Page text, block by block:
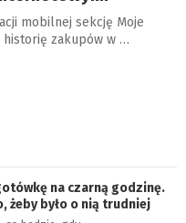
mobilnej sekcję Moje
historię zakupów w …
na czarną godzinę.
żeby było o nią trudniej